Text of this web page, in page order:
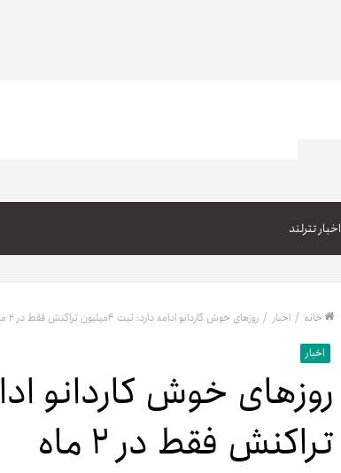
پاداش کیف‌پول تومانی
مهر تترلند
اخبار تترلند
خانه / اخبار / روزهای خوش کاردانو ادامه دارد: ثبت ۴میلیون تراکنش فقط در ۲ ماه
اخبار
تراکنش فقط در ۲ ماه